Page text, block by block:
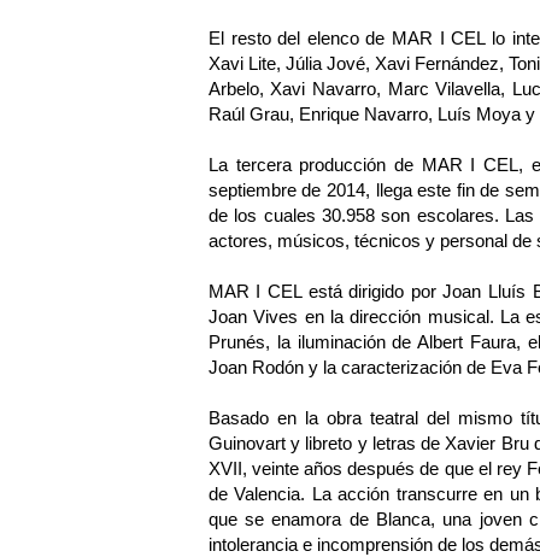
El resto del elenco de MAR I CEL lo
Xavi Lite, Júlia Jové, Xavi Fernández,
Arbelo, Xavi Navarro, Marc Vilavella,
Raúl Grau, Enrique Navarro, Luís Moya
La tercera producción de MAR I CEL,
septiembre de 2014, llega este fin de
de los cuales 30.958 son escolares.
actores, músicos, técnicos y personal
MAR I CEL está dirigido por Joan Lluís
Joan Vives en la dirección musical. La
Prunés, la iluminación de Albert Faura,
Joan Rodón y la caracterización de Eva
Basado en la obra teatral del mismo
Guinovart y libreto y letras de Xavier Bru
XVII, veinte años después de que el rey
de Valencia. La acción transcurre en
que se enamora de Blanca, una joven
intolerancia e incomprensión de los